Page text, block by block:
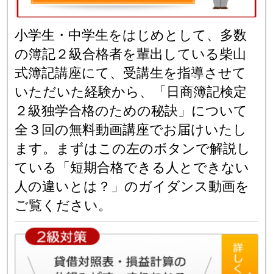
小学生・中学生をはじめとして、多数
の簿記２級合格者を輩出している柴山
式簿記講座にて、受講生を指導させて
いただいた経験から、「日商簿記検定
２級独学合格のための秘訣」について
全３回の無料動画講座でお届けいたし
ます。まずはこの左のボタンで解説し
ている「短期合格できる人とできない
人の違いとは？」のガイダンス動画を
ご覧ください。